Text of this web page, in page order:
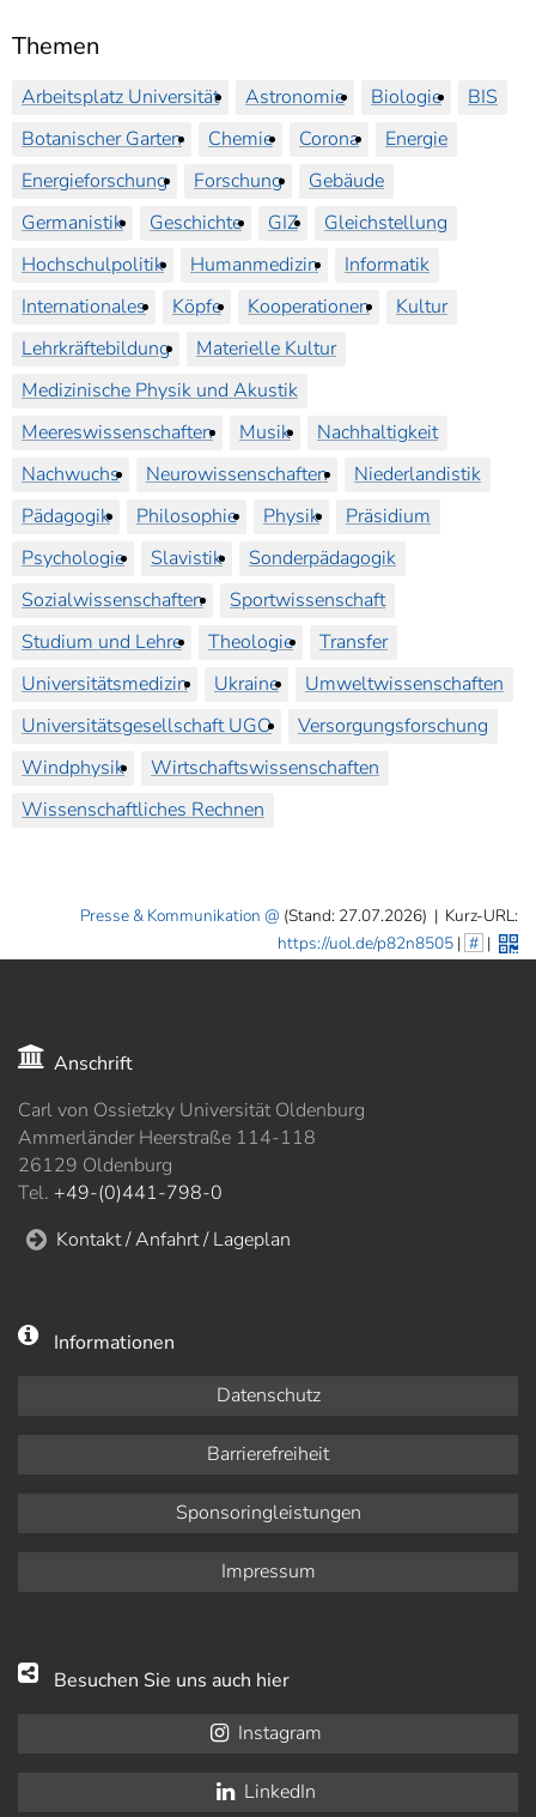
Themen
Arbeitsplatz Universität Astronomie Biologie
BIS
Botanischer Garten
Chemie Corona
Energie
Energieforschung
Forschung
Gebäude
Germanistik
Geschichte GIZ
Gleichstellung
Hochschulpolitik
Humanmedizin
Informatik
Internationales
Köpfe Kooperationen
Kultur
Lehrkräftebildung
Materielle Kultur
Medizinische Physik und Akustik
Meereswissenschaften
Musik
Nachhaltigkeit
Nachwuchs
Neurowissenschaften
Niederlandistik
Pädagogik
Philosophie Physik
Präsidium
Psychologie
Slavistik
Sonderpädagogik
Sozialwissenschaften
Sportwissenschaft
Studium und Lehre
Theologie
Transfer
Universitätsmedizin
Ukraine
Umweltwissenschaften
Universitätsgesellschaft UGO
Versorgungsforschung
Windphysik
Wirtschaftswissenschaften
Wissenschaftliches Rechnen
Presse & Kommunikation (Stand: 27.07.2026) | Kurz-URL:
https://uol.de/p82n8505| # |
Anschrift
Carl von Ossietzky Universität Oldenburg
Ammerländer Heerstraße 114-118
26129 Oldenburg
Tel. +49-(0)441-798-0
Kontakt / Anfahrt / Lageplan
Informationen
Datenschutz
Barrierefreiheit
Sponsoringleistungen
Impressum
Besuchen Sie uns auch hier
Instagram
LinkedIn